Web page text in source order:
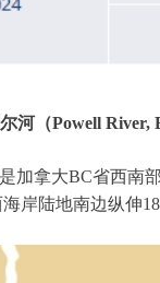
河（Powell River,
加拿大BC省西南
海岸陆地南边纵伸